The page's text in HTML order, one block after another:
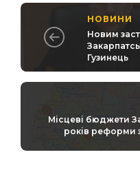
НОВИНИ
Новим
Гузинець
Місцеві бюджети
років реформи